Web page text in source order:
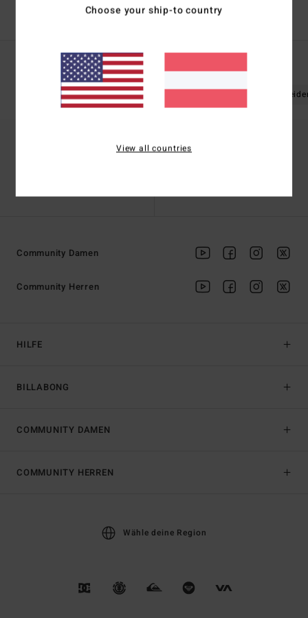
Populäre Suchanfragen
Damen Boardshorts
HILFE
BILLABONG
Community Damen
Community Herren
COMMUNITY DAMEN
COMMUNITY HERREN
Wähle deine Region
Choose your ship-to country
View all countries